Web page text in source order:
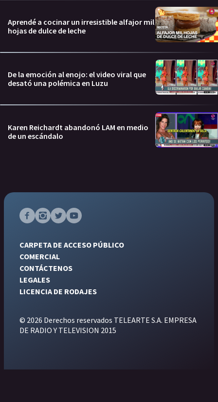
Aprendé a cocinar un irresistible alfajor mil
hojas de dulce de leche
De la emoción al enojo: el video viral que
desató una polémica en Luzu
Karen Reichardt abandonó LAM en medio
de un escándalo
CARPETA DE ACCESO PÚBLICO
COMERCIAL
CONTÁCTENOS
LEGALES
LICENCIA DE RODAJES
© 2026 Derechos reservados TELEARTE S.A. EMPRESA
DE RADIO Y TELEVISION 2015